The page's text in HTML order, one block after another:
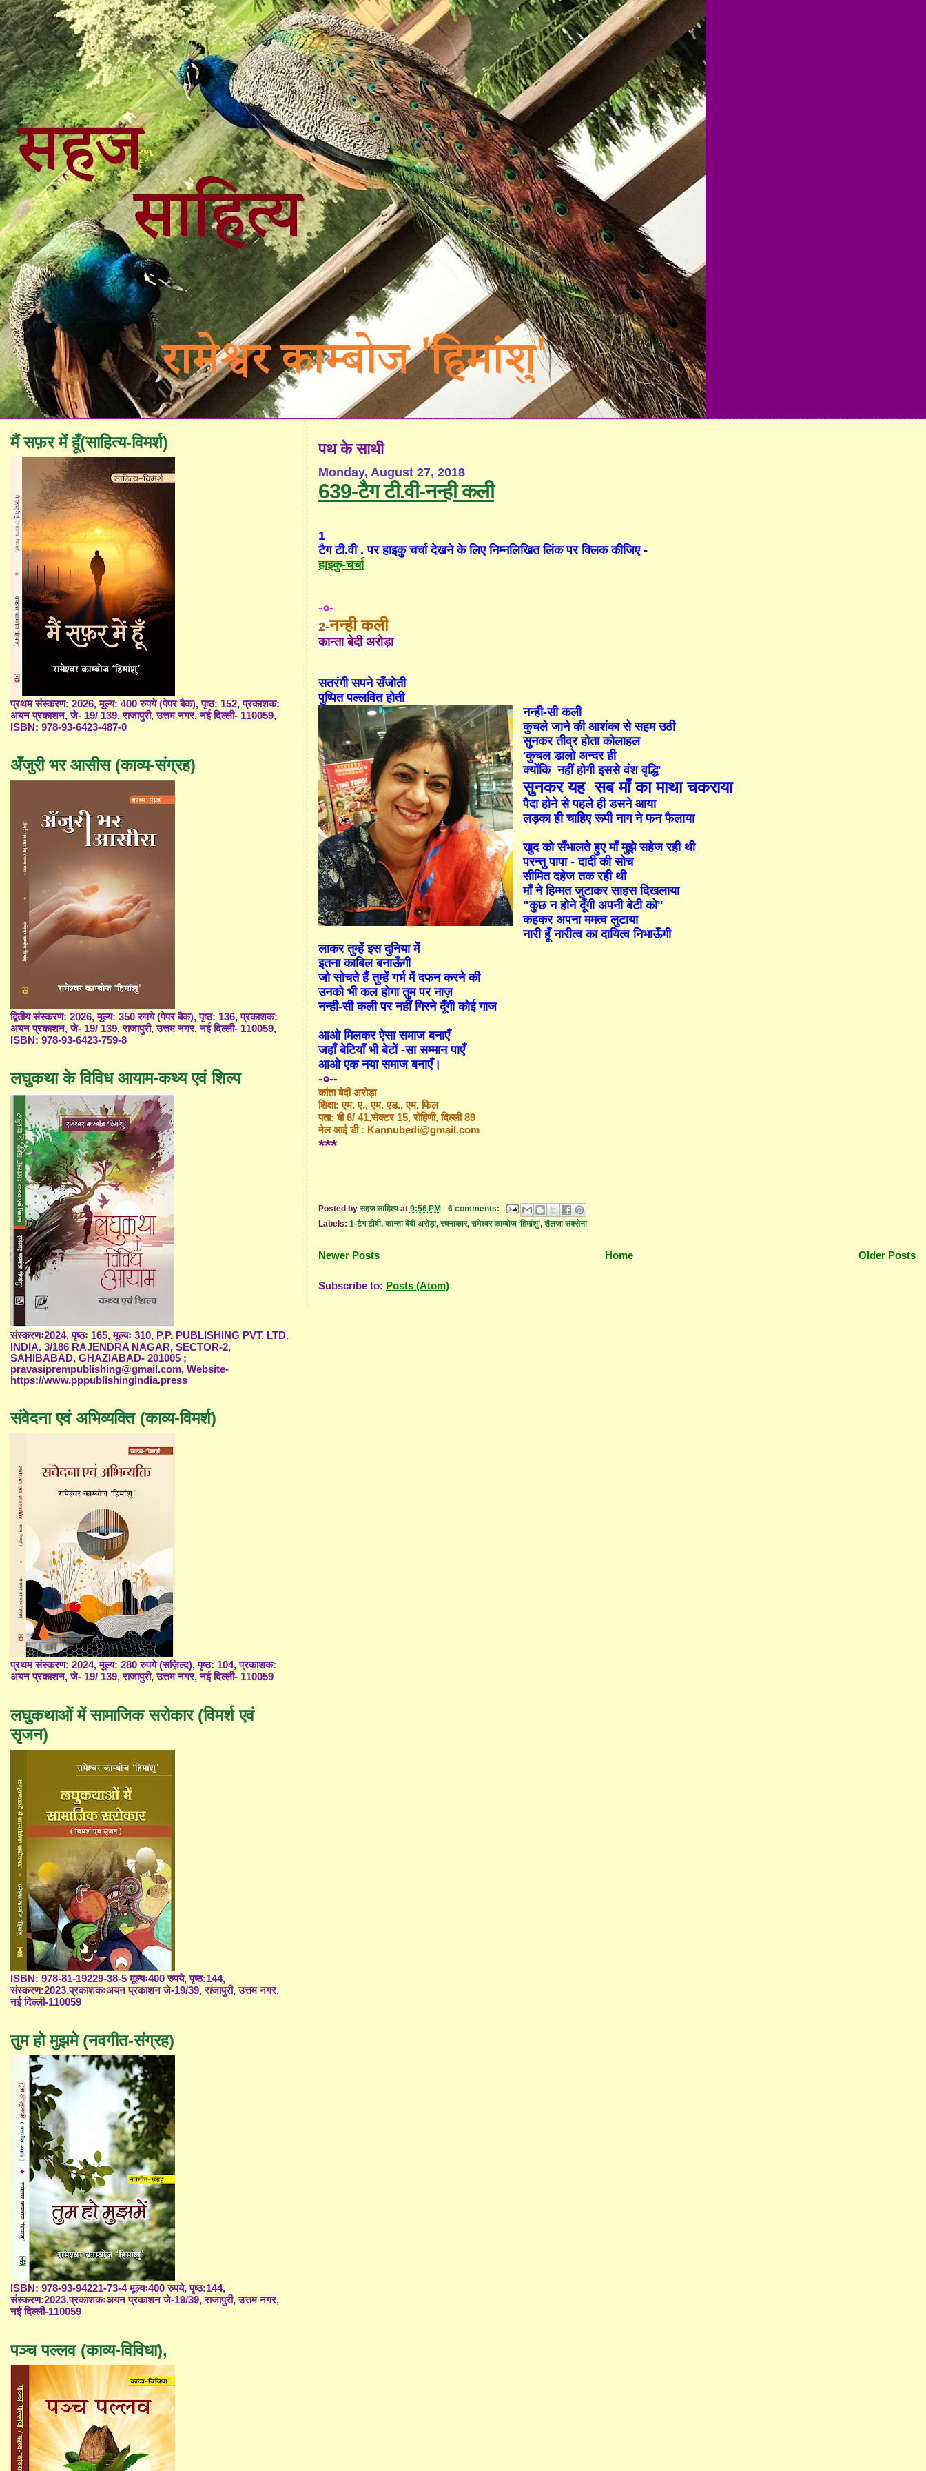
पथ के साथी
Monday, August 27, 2018
639-टैग टी.वी-नन्ही कली
1
टैग टी.वी . पर हाइकु चर्चा देखने के लिए निम्नलिखित लिंक पर क्लिक कीजिए -
हाइकु-चर्चा
-०-
2-नन्ही कली
कान्ता बेदी अरोड़ा
सतरंगी सपने सँजोती
पुष्पित पल्लवित होती
नन्ही-सी कली
कुचले जाने की आशंका से सहम उठी
सुनकर तीव्र होता कोलाहल
'कुचल डालो अन्दर ही
क्योंकि नहीं होगी इससे वंश वृद्धि'
सुनकर यह सब माँ का माथा चकराया
पैदा होने से पहले ही डसने आया
लड़का ही चाहिए रूपी नाग ने फन फैलाया
खुद को सँभालते हुए माँ मुझे सहेज रही थी
परन्तु पापा - दादी की सोच
सीमित दहेज तक रही थी
माँ ने हिम्मत जुटाकर साहस दिखलाया
"कुछ न होने दूँगी अपनी बेटी को"
कहकर अपना ममत्व लुटाया
नारी हूँ नारीत्व का दायित्व निभाऊँगी
लाकर तुम्हें इस दुनिया में
इतना काबिल बनाऊँगी
जो सोचते हैं तुम्हें गर्भ में दफन करने की
उनको भी कल होगा तुम पर नाज़
नन्ही-सी कली पर नहीं गिरने दूँगी कोई गाज
आओ मिलकर ऐसा समाज बनाएँ
जहाँ बेटियाँ भी बेटों -सा सम्मान पाएँ
आओ एक नया समाज बनाएँ।
-०--
कांता बेदी अरोड़ा
शिक्षा: एम. ए., एम. एड., एम. फिल
पता: बी 6/ 41,सेक्टर 15, रोहिणी, दिल्ली 89
मेल आई डी : Kannubedi@gmail.com
***
Posted byसहज साहित्य at 9:56 PM
6 comments:
Labels: 1-टैग टीवी,कान्ता बेदी अरोड़ा,रचनाकार,रामेश्वर काम्बोज ‘हिमांशु’,शैलजा सक्सेना
Newer Posts Older Posts
Home
Subscribe to: Posts (Atom)
मैं सफ़र में हूँ(साहित्य-विमर्श)
प्रथम संस्करण: 2026, मूल्य: 400 रुपये (पेपर बैक), पृष्ठ: 152, प्रकाशक:
अयन प्रकाशन, जे- 19/ 139, राजापुरी, उत्तम नगर, नई दिल्ली- 110059,
ISBN: 978-93-6423-487-0
अँजुरी भर आसीस (काव्य-संग्रह)
द्वितीय संस्करण: 2026, मूल्य: 350 रुपये (पेपर बैक), पृष्ठ: 136, प्रकाशक:
अयन प्रकाशन, जे- 19/ 139, राजापुरी, उत्तम नगर, नई दिल्ली- 110059,
ISBN: 978-93-6423-759-8
लघुकथा के विविध आयाम-कथ्य एवं शिल्प
संस्करणः2024, पृष्ठः 165, मूल्यः 310, P.P. PUBLISHING PVT. LTD.
INDIA. 3/186 RAJENDRA NAGAR, SECTOR-2,
SAHIBABAD, GHAZIABAD- 201005 ;
pravasiprempublishing@gmail.com, Website-
https://www.pppublishingindia.press
संवेदना एवं अभिव्यक्ति (काव्य-विमर्श)
प्रथम संस्करण: 2024, मूल्य: 280 रुपये (सज़िल्द), पृष्ठ: 104, प्रकाशक:
अयन प्रकाशन, जे- 19/ 139, राजापुरी, उत्तम नगर, नई दिल्ली- 110059
लघुकथाओं में सामाजिक सरोकार (विमर्श एवं
सृजन)
ISBN: 978-81-19229-38-5 मूल्यः400 रुपये, पृष्ठ:144,
संस्करण:2023,प्रकाशकःअयन प्रकाशन जे-19/39, राजापुरी, उत्तम नगर,
नई दिल्ली-110059
तुम हो मुझमे (नवगीत-संग्रह)
ISBN: 978-93-94221-73-4 मूल्यः400 रुपये, पृष्ठ:144,
संस्करण:2023,प्रकाशकःअयन प्रकाशन जे-19/39, राजापुरी, उत्तम नगर,
नई दिल्ली-110059
पञ्च पल्लव (काव्य-विविधा),